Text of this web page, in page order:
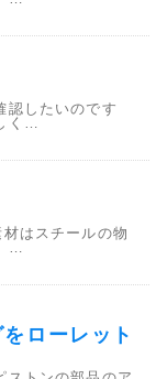
したいのです
く…
はスチールの物
…
ローレット